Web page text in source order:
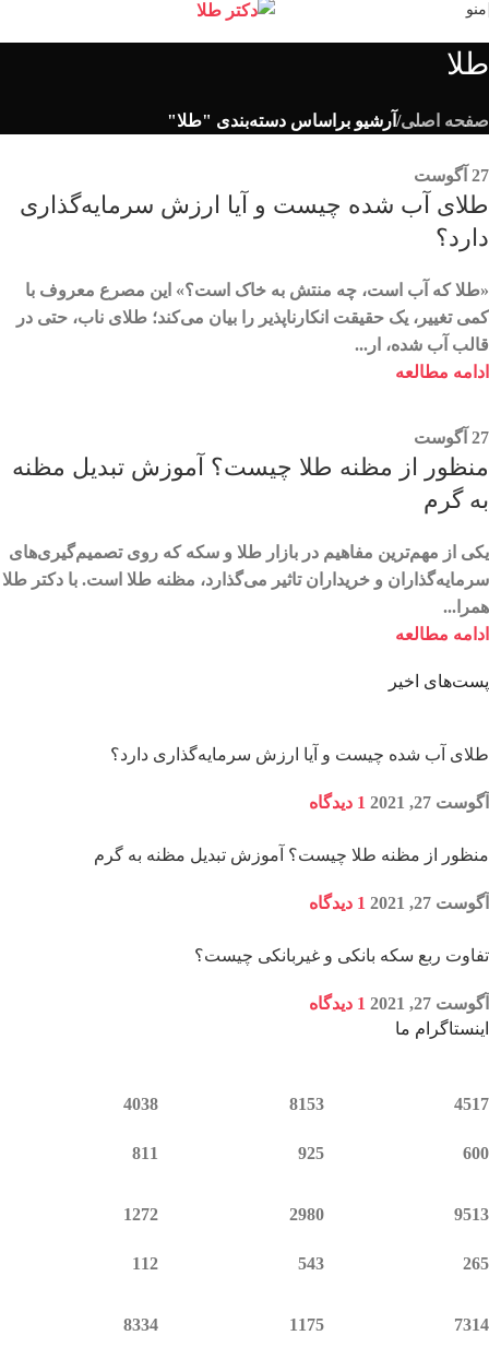
منو
طلا
صفحه اصلی/ آرشیو براساس دسته‌بندی "طلا"
27 آگوست
طلای آب شده چیست و آیا ارزش سرمایه‌گذاری
دارد؟
«طلا که آب است، چه منتش به خاک است؟» این مصرع معروف با
کمی تغییر، یک حقیقت انکارناپذیر را بیان می‌کند؛ طلای ناب، حتی در
قالب آب شده، ار...
ادامه مطالعه
27 آگوست
منظور از مظنه طلا چیست؟ آموزش تبدیل مظنه
به گرم
یکی از مهم‌ترین مفاهیم در بازار طلا و سکه که روی تصمیم‌گیری‌های
سرمایه‌گذاران و خریداران تاثیر می‌گذارد، مظنه طلا است. با دکتر طلا
همرا...
ادامه مطالعه
پست‌های اخیر
طلای آب شده چیست و آیا ارزش سرمایه‌گذاری دارد؟
آگوست 27, 2021 1 دیدگاه
منظور از مظنه طلا چیست؟ آموزش تبدیل مظنه به گرم
آگوست 27, 2021 1 دیدگاه
تفاوت ربع سکه بانکی و غیربانکی چیست؟
آگوست 27, 2021
1 دیدگاه
اینستاگرام ما
4517
600
8153
925
4038
811
9513
265
2980
543
1272
112
7314
1175
8334